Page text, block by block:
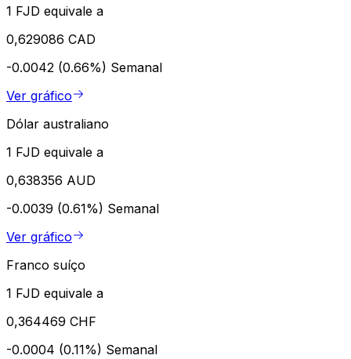
1 FJD equivale a
0,629086 CAD
-0.0042 (0.66%) Semanal
Ver gráfico
Dólar australiano
1 FJD equivale a
0,638356 AUD
-0.0039 (0.61%) Semanal
Ver gráfico
Franco suíço
1 FJD equivale a
0,364469 CHF
-0.0004 (0.11%) Semanal